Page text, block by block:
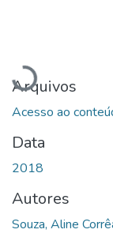
Carregando...
Arquivos
Acesso ao
Data
2018
Autores
Souza, Aline